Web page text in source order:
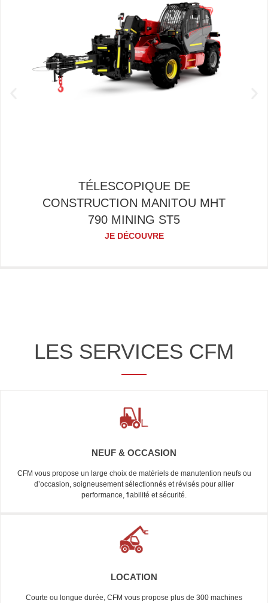
TÉLESCOPIQUE DE
CONSTRUCTION MANITOU MHT
790 MINING ST5
JE DÉCOUVRE
LES SERVICES CFM
NEUF & OCCASION
CFM vous propose un large choix de matériels de manutention neufs ou
d’occasion, soigneusement sélectionnés et révisés pour allier
performance, fiabilité et sécurité.
LOCATION
Courte ou longue durée, CFM vous propose plus de 300 machines